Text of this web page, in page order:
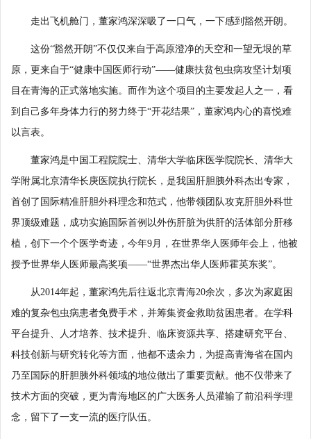
走出飞机舱门，董家鸿深深吸了一口气，一下感到豁然开朗。
这份“豁然开朗”不仅仅来自于高原澄净的天空和一望无垠的草
原，更来自于“健康中国医师行动”——健康扶贫包虫病攻坚计划项
目在青海的正式落地实施。而作为这个项目的主要发起人之一，看
到自己多年身体力行的努力终于“开花结果”，董家鸿内心的喜悦难
以言表。
董家鸿是中国工程院院士、清华大学临床医学院院长、清华大
学附属北京清华长庚医院执行院长，是我国肝胆胰外科杰出专家，
首创了国际精准肝胆外科理念和范式，他带领团队攻克肝胆外科世
界顶级难题，成功实施国际首例以外伤肝脏为供肝的活体部分肝移
植，创下一个个医学奇迹，今年9月，在世界华人医师年会上，他被
授予世界华人医师最高奖项——“世界杰出华人医师霍英东奖”。
从2014年起，董家鸿先后往返北京青海20余次，多次为家庭困
难的复杂包虫病患者免费手术，并筹集资金救助贫困患者。在学科
平台提升、人才培养、技术提升、临床资源共享、搭建研究平台、
科技创新与研究转化等方面，他都不遗余力，为提高青海省在国内
乃至国际的肝胆胰外科领域的地位做出了重要贡献。他不仅带来了
技术方面的突破，更为青海地区的广大医务人员灌输了前沿科学理
念，留下了一支一流的医疗队伍。